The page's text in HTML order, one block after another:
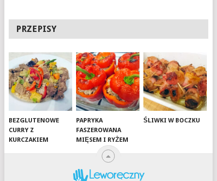
PRZEPISY
BEZGLUTENOWE
CURRY Z
KURCZAKIEM
PAPRYKA
FASZEROWANA
MIĘSEM I RYŻEM
ŚLIWKI W BOCZKU